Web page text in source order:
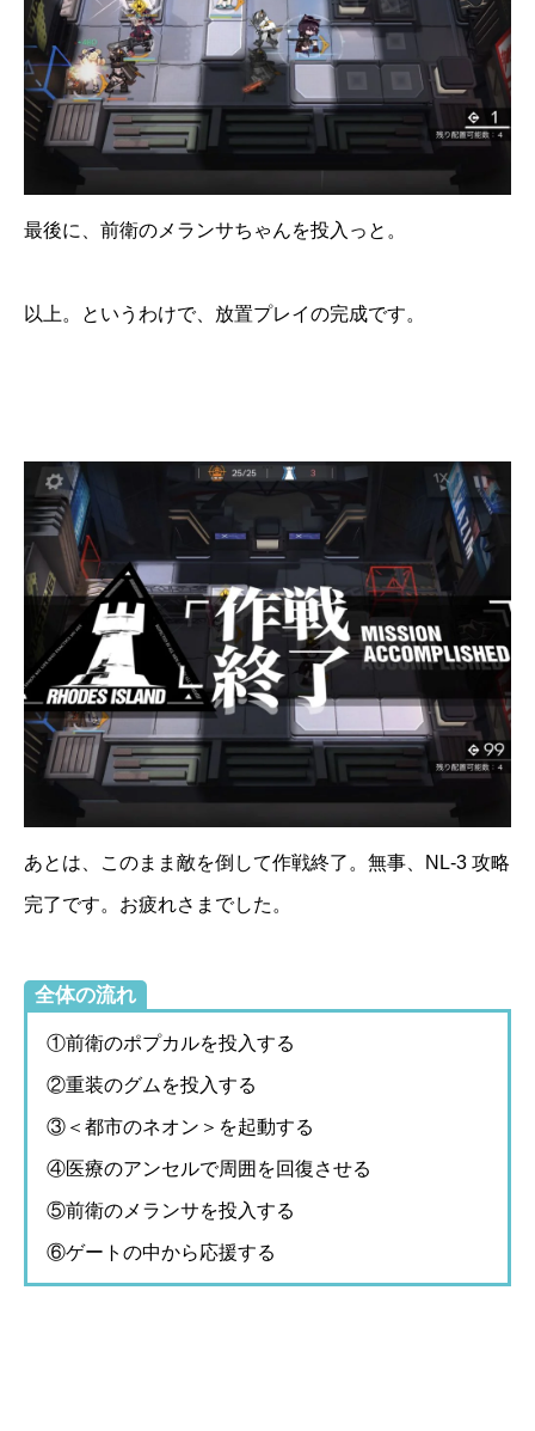
最後に、前衛のメランサちゃんを投入っと。
以上。というわけで、放置プレイの完成です。
あとは、このまま敵を倒して作戦終了。無事、NL-3 攻略
完了です。お疲れさまでした。
全体の流れ
①前衛のポプカルを投入する
②重装のグムを投入する
③＜都市のネオン＞を起動する
④医療のアンセルで周囲を回復させる
⑤前衛のメランサを投入する
⑥ゲートの中から応援する